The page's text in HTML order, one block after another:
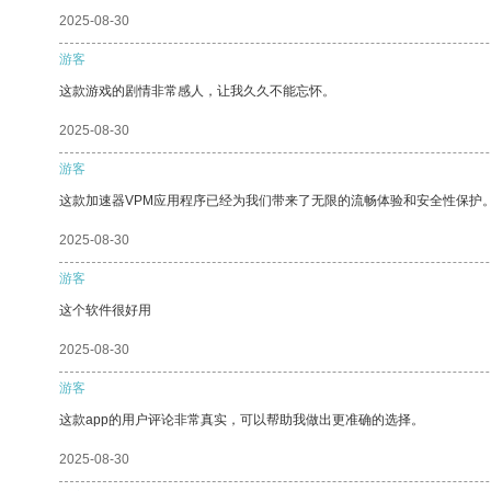
2025-08-30
游客
这款游戏的剧情非常感人，让我久久不能忘怀。
2025-08-30
游客
这款加速器VPM应用程序已经为我们带来了无限的流畅体验和安全性保护
2025-08-30
游客
这个软件很好用
2025-08-30
游客
这款app的用户评论非常真实，可以帮助我做出更准确的选择。
2025-08-30